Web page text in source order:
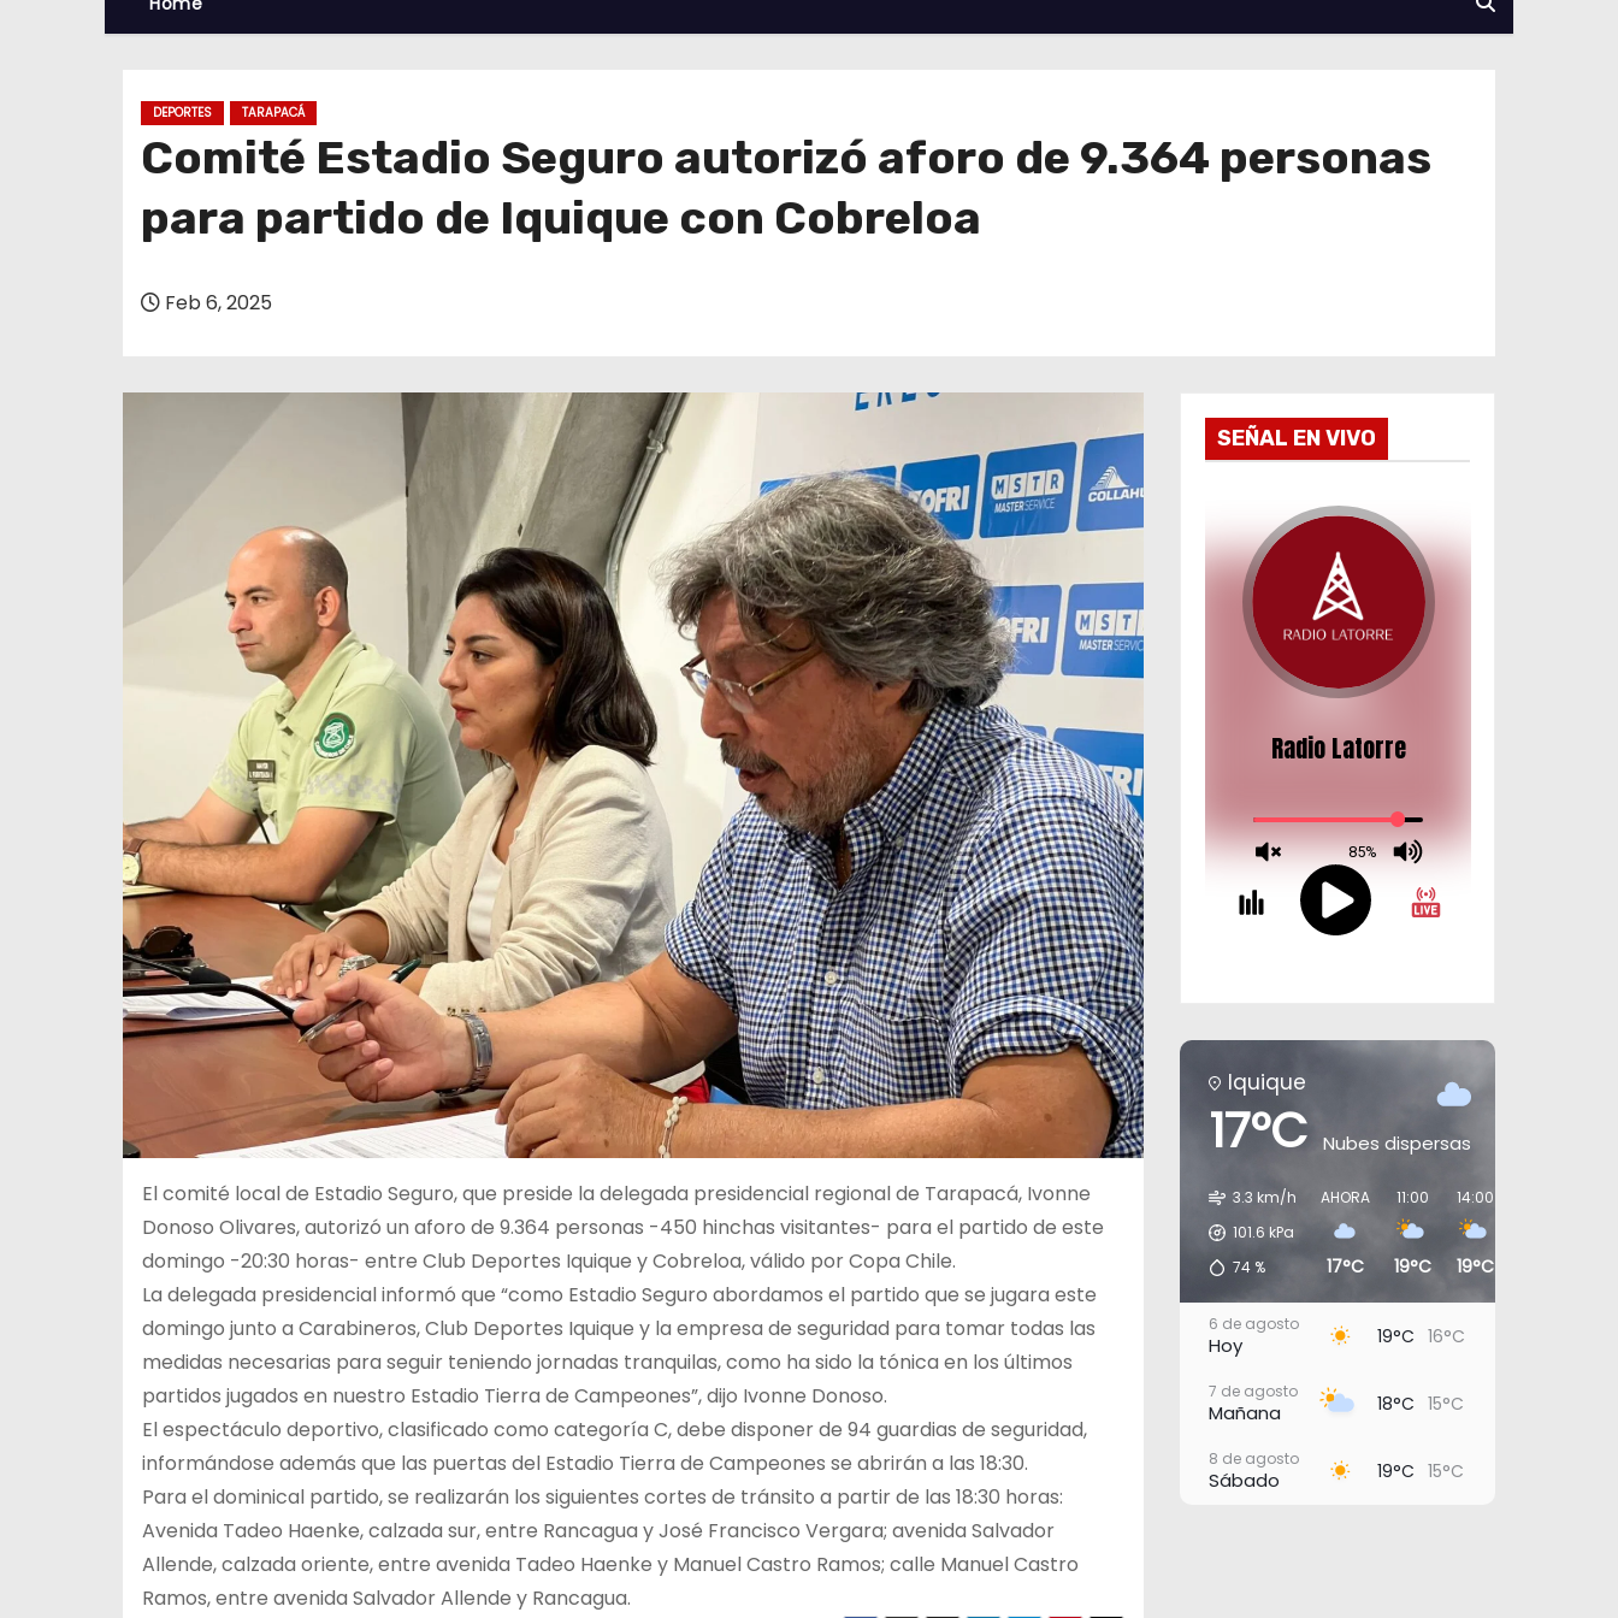
DEPORTES TARAPACÁ
Comité Estadio Seguro autorizó aforo de 9.364 personas
para partido de Iquique con Cobreloa
Feb 6, 2025
El comité local de Estadio Seguro, que preside la delegada presidencial regional de Tarapacá, Ivonne
Donoso Olivares, autorizó un aforo de 9.364 personas -450 hinchas visitantes- para el partido de este
domingo -20:30 horas- entre Club Deportes Iquique y Cobreloa, válido por Copa Chile.
La delegada presidencial informó que “como Estadio Seguro abordamos el partido que se jugara este
domingo junto a Carabineros, Club Deportes Iquique y la empresa de seguridad para tomar todas las
medidas necesarias para seguir teniendo jornadas tranquilas, como ha sido la tónica en los últimos
partidos jugados en nuestro Estadio Tierra de Campeones”, dijo Ivonne Donoso.
El espectáculo deportivo, clasificado como categoría C, debe disponer de 94 guardias de seguridad,
informándose además que las puertas del Estadio Tierra de Campeones se abrirán a las 18:30.
Para el dominical partido, se realizarán los siguientes cortes de tránsito a partir de las 18:30 horas:
Avenida Tadeo Haenke, calzada sur, entre Rancagua y José Francisco Vergara; avenida Salvador
Allende, calzada oriente, entre avenida Tadeo Haenke y Manuel Castro Ramos; calle Manuel Castro
Ramos, entre avenida Salvador Allende y Rancagua.
SEÑAL EN VIVO
Iquique
17°C Nubes dispersas
3.3 km/h
101.6 kPa
74%
AHORA
17°C
11:00
19°C
14:00
19°C
6 de agosto
Hoy 19°C 16°C
7 de agosto
Mañana 18°C 15°C
8 de agosto
Sábado 19°C 15°C